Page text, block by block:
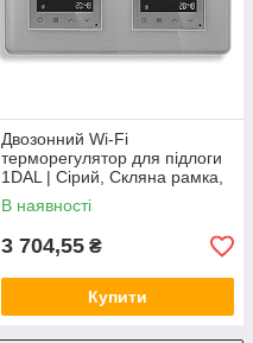
Двозонний Wi-Fi
терморегулятор для підлоги
1DAL | Сірий, Скляна рамка,
2 підрозетники (G157D-
TRX2.WF.GR)
В наявності
3 704,55 ₴
Купити